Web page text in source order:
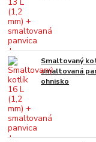
Smaltovaný
smaltovaná
ohnisko